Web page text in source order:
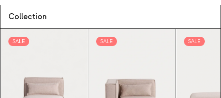
Collection
SALE SALE SALE